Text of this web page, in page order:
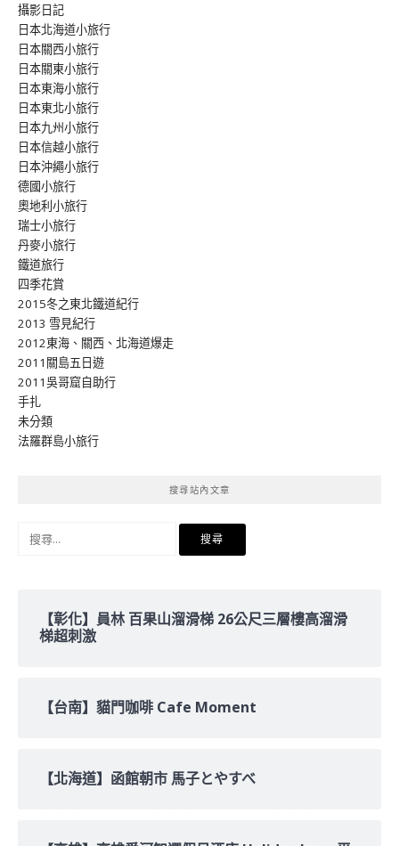
攝影日記
日本北海道小旅行
日本關西小旅行
日本關東小旅行
日本東海小旅行
日本東北小旅行
日本九州小旅行
日本信越小旅行
日本沖繩小旅行
德國小旅行
奧地利小旅行
瑞士小旅行
丹麥小旅行
鐵道旅行
四季花賞
2015冬之東北鐵道紀行
2013 雪見紀行
2012東海、關西、北海道爆走
2011關島五日遊
2011吳哥窟自助行
手扎
未分類
法羅群島小旅行
搜尋站內文章
【彰化】員林 百果山溜滑梯 26公尺三層樓高溜滑
梯超刺激
【台南】貓門咖啡 Cafe Moment
【北海道】函館朝市 馬子とやすべ